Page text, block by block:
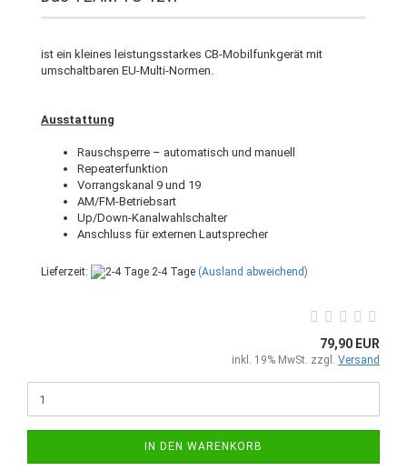
ist ein kleines leistungsstarkes CB-Mobilfunkgerät mit
umschaltbaren EU-Multi-Normen.
Ausstattung
Rauschsperre – automatisch und manuell
Repeaterfunktion
Vorrangskanal 9 und 19
AM/FM-Betriebsart
Up/Down-Kanalwahlschalter
Anschluss für externen Lautsprecher
Lieferzeit: 2-4 Tage (Ausland abweichend)
79,90 EUR
inkl. 19% MwSt. zzgl. Versand
IN DEN WARENKORB